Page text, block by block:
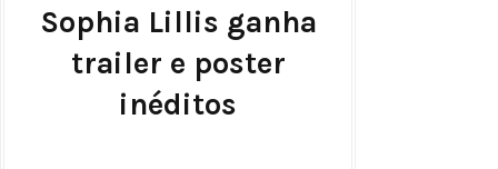
Sophia Lillis ganha
trailer e poster
inéditos